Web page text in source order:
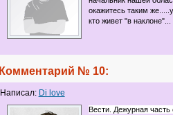
окажитесь таким
кто живет "в наклоне"...
Комментарий № 10:
Написал: Di love
Вести. Дежурная часть